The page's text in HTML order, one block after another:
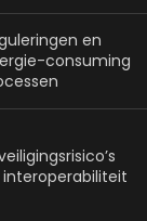
en
consuming